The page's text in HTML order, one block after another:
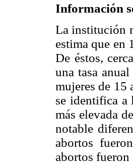
Información
La institución
estima que en
De éstos,
una tasa
mujeres de 15
se identifica a
más elevada
notable
abortos
abortos